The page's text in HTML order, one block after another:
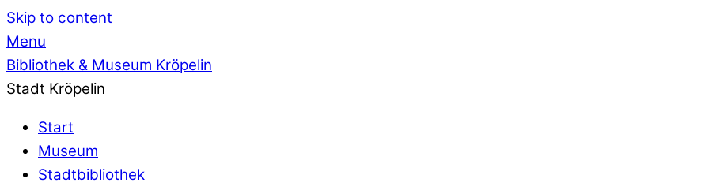
Skip to content
Menu
Bibliothek & Museum Kröpelin
Stadt Kröpelin
Start
Museum
Stadtbibliothek